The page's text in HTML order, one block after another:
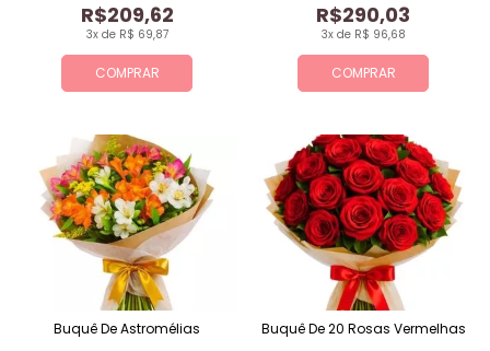
COMPRAR
3x de R$ 69,87
R$209,62
COMPRAR
3x de R$ 96,68
R$290,03
Buquê De Astromélias Buquê De 20 Rosas Vermelhas